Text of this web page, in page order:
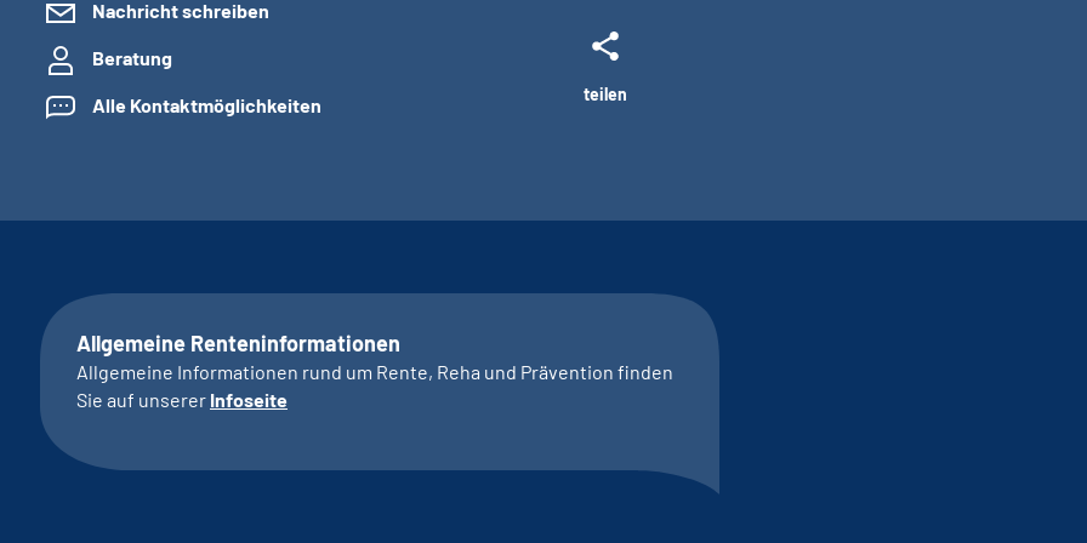
Nachricht schreiben
Beratung
Alle Kontaktmöglichkeiten teilen
Allgemeine Renteninformationen
Allgemeine Informationen rund um Rente, Reha und Prävention finden
Sie auf unserer Infoseite